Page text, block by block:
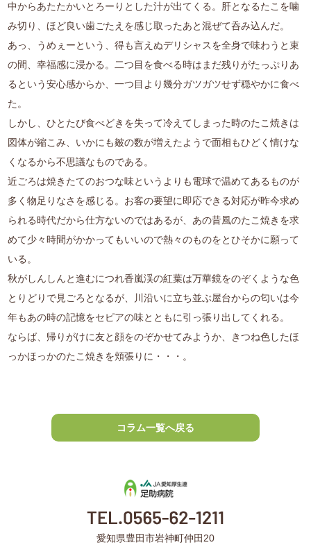
中からあたたかいとろーりとした汁が出てくる。肝となるたこを噛
み切り、ほど良い歯ごたえを感じ取ったあと混ぜて呑み込んだ。
あっ、うめぇーという、得も言えぬデリシャスを全身で味わうと束
の間、幸福感に浸かる。二つ目を食べる時はまだ残りがたっぷりあ
るという安心感からか、一つ目より幾分ガツガツせず穏やかに食べ
た。
しかし、ひとたび食べどきを失って冷えてしまった時のたこ焼きは
図体が縮こみ、いかにも皴の数が増えたようで面相もひどく情けな
くなるから不思議なものである。
近ごろは焼きたてのおつな味というよりも電球で温めてあるものが
多く物足りなさを感じる。お客の要望に即応できる対応が昨今求め
られる時代だから仕方ないのではあるが、あの昔風のたこ焼きを求
めて少々時間がかかってもいいので熱々のものをとひそかに願って
いる。
秋がしんしんと進むにつれ香嵐渓の紅葉は万華鏡をのぞくような色
とりどりで見ごろとなるが、川沿いに立ち並ぶ屋台からの匂いは今
年もあの時の記憶をセピアの味とともに引っ張り出してくれる。
ならば、帰りがけに友と顔をのぞかせてみようか、きつね色したほ
っかほっかのたこ焼きを頬張りに・・・。
コラム一覧へ戻る
愛知県豊田市岩神町仲田20